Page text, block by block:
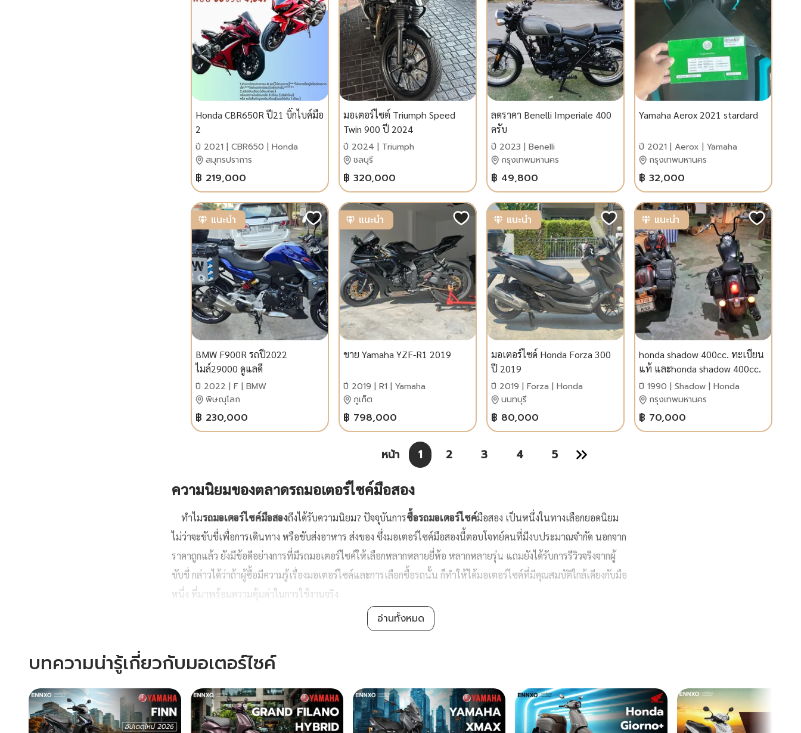
Honda CBR650R ปี21 บิ๊กไบค์มือ
2
ปี 2021 | CBR650 | Honda
สมุทรปราการ
฿ 219,000
มอเตอร์ไซต์ Triumph Speed
Twin 900 ปี 2024
ปี 2024 | Triumph
ชลบุรี
฿ 320,000
ลดราคา Benelli Imperiale 400
ครับ
ปี 2023 | Benelli
กรุงเทพมหานคร
฿ 49,800
Yamaha Aerox 2021 stardard
ปี 2021 | Aerox | Yamaha
กรุงเทพมหานคร
฿ 32,000
แนะนำ
BMW F900R รถปี2022
ไมล์29000 ดูแลดี
ปี 2022 | F | BMW
พิษณุโลก
฿ 230,000
แนะนำ
ขาย Yamaha YZF-R1 2019
ปี 2019 | R1 | Yamaha
ภูเก็ต
฿ 798,000
แนะนำ
มอเตอร์ไซด์ Honda Forza 300
ปี 2019
ปี 2019 | Forza | Honda
นนทบุรี
฿ 80,000
แนะนำ
honda shadow 400cc. ทะเบียน
แท้ และhonda shadow 400cc.
สพม.
ปี 1990 | Shadow | Honda
กรุงเทพมหานคร
฿ 70,000
หน้า 1 2 3 4 5
ความนิยมของตลาดรถมอเตอร์ไซค์มือสอง
ทำไมรถมอเตอร์ไซค์มือสองถึงได้รับความนิยม? ปัจจุบันการซื้อรถมอเตอร์ไซค์มือสอง เป็นหนึ่งในทางเลือกยอดนิยม
ไม่ว่าจะขับขี่เพื่อการเดินทาง หรือขับส่งอาหาร ส่งของ ซึ่งมอเตอร์ไซค์มือสองนี้ตอบโจทย์คนที่มีงบประมาณจำกัด นอกจาก
ราคาถูกแล้ว ยังมีข้อดีอย่างการที่มีรถมอเตอร์ไซค์ให้เลือกหลากหลายยี่ห้อ หลากหลายรุ่น แถมยังได้รับการรีวิวจริงจากผู้
ขับขี่ กล่าวได้ว่าถ้าผู้ซื้อมีความรู้เรื่องมอเตอร์ไซค์และการเลือกซื้อรถนั้น ก็ทำให้ได้มอเตอร์ไซค์ที่มีคุณสมบัติใกล้เคียงกับมือ
หนึ่ง ที่มาพร้อมความคุ้มค่าในการใช้งานจริง
นอกจากจะนิยมในกลุ่มคนซื้อแล้ว ยังนิยมในกลุ่มคนขายด้วยเช่นกัน สำหรับคนที่ซื้อมอเตอร์ไซค์มาแล้ว
จักรยานยนต์จึงได้รับความนิยมสูงเรื่อยมา มีการแลกเปลี่ยน
อ่านทั้งหมด
บทความน่ารู้เกี่ยวกับมอเตอร์ไซค์